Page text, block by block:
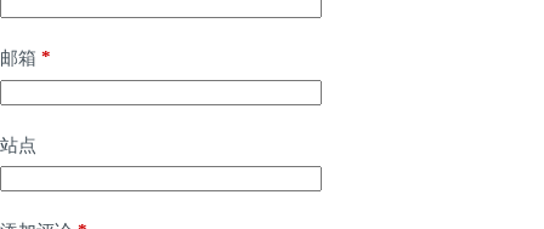
邮箱 *
站点